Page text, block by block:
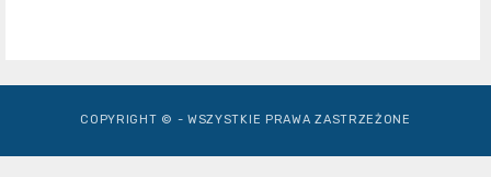
COPYRIGHT © - WSZYSTKIE PRAWA ZASTRZEŻONE